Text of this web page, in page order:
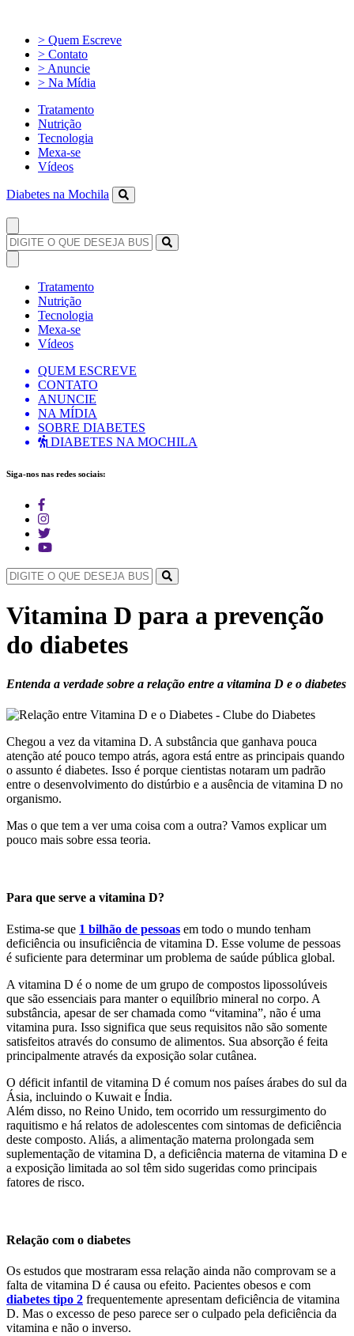
> Quem Escreve
> Contato
> Anuncie
> Na Mídia
Tratamento
Nutrição
Tecnologia
Mexa-se
Vídeos
Diabetes na Mochila
Tratamento
Nutrição
Tecnologia
Mexa-se
Vídeos
QUEM ESCREVE
CONTATO
ANUNCIE
NA MÍDIA
SOBRE DIABETES
DIABETES NA MOCHILA
Siga-nos nas redes sociais:
Vitamina D para a prevenção
do diabetes
Entenda a verdade sobre a relação entre a vitamina D e o diabetes
Chegou a vez da vitamina D. A substância que ganhava pouca
atenção até pouco tempo atrás, agora está entre as principais quando
o assunto é diabetes. Isso é porque cientistas notaram um padrão
entre o desenvolvimento do distúrbio e a ausência de vitamina D no
organismo.
Mas o que tem a ver uma coisa com a outra? Vamos explicar um
pouco mais sobre essa teoria.
Para que serve a vitamina D?
Estima-se que 1 bilhão de pessoas em todo o mundo tenham
deficiência ou insuficiência de vitamina D. Esse volume de pessoas
é suficiente para determinar um problema de saúde pública global.
A vitamina D é o nome de um grupo de compostos lipossolúveis
que são essenciais para manter o equilíbrio mineral no corpo. A
substância, apesar de ser chamada como “vitamina”, não é uma
vitamina pura. Isso significa que seus requisitos não são somente
satisfeitos através do consumo de alimentos. Sua absorção é feita
principalmente através da exposição solar cutânea.
O déficit infantil de vitamina D é comum nos países árabes do sul da
Ásia, incluindo o Kuwait e Índia.
Além disso, no Reino Unido, tem ocorrido um ressurgimento do
raquitismo e há relatos de adolescentes com sintomas de deficiência
deste composto. Aliás, a alimentação materna prolongada sem
suplementação de vitamina D, a deficiência materna de vitamina D e
a exposição limitada ao sol têm sido sugeridas como principais
fatores de risco.
Relação com o diabetes
Os estudos que mostraram essa relação ainda não comprovam se a
falta de vitamina D é causa ou efeito. Pacientes obesos e com
diabetes tipo 2 frequentemente apresentam deficiência de vitamina
D. Mas o excesso de peso parece ser o culpado pela deficiência da
vitamina e não o inverso.